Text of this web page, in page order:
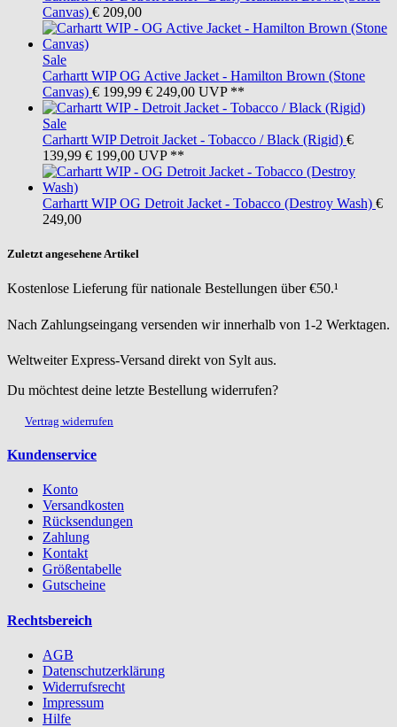
Canvas) € 209,00
Sale
Carhartt WIP OG Active Jacket - Hamilton Brown (Stone
Canvas) € 199,99 € 249,00 UVP **
Sale
Carhartt WIP Detroit Jacket - Tobacco / Black (Rigid) €
139,99 € 199,00 UVP **
Carhartt WIP OG Detroit Jacket - Tobacco (Destroy Wash) €
249,00
Zuletzt angesehene Artikel
Kostenlose Lieferung für nationale Bestellungen über €50.¹
Nach Zahlungseingang versenden wir innerhalb von 1-2 Werktagen.
Weltweiter Express-Versand direkt von Sylt aus.
Du möchtest deine letzte Bestellung widerrufen?
Vertrag widerrufen
Kundenservice
Konto
Versandkosten
Rücksendungen
Zahlung
Kontakt
Größentabelle
Gutscheine
Rechtsbereich
AGB
Datenschutzerklärung
Widerrufsrecht
Impressum
Hilfe